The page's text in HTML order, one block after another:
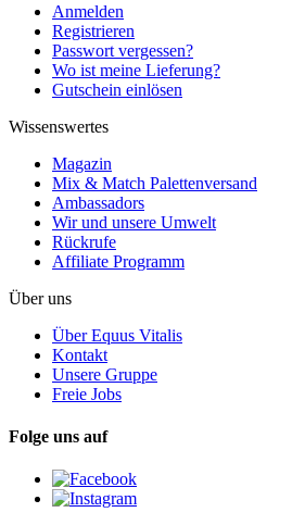
Anmelden
Registrieren
Passwort vergessen?
Wo ist meine Lieferung?
Gutschein einlösen
Wissenswertes
Magazin
Mix & Match Palettenversand
Ambassadors
Wir und unsere Umwelt
Rückrufe
Affiliate Programm
Über uns
Über Equus Vitalis
Kontakt
Unsere Gruppe
Freie Jobs
Folge uns auf